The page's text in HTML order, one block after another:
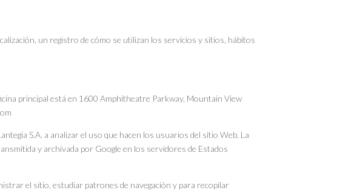
un registro de cómo se utilizan los servicios y sitios, hábitos
principal está en 1600 Amphitheatre Parkway, Mountain View
S.A. a analizar el uso que hacen los usuarios del sitio Web. La
y archivada por Google en los servidores de Estados
el sitio, estudiar patrones de navegación y para recopilar